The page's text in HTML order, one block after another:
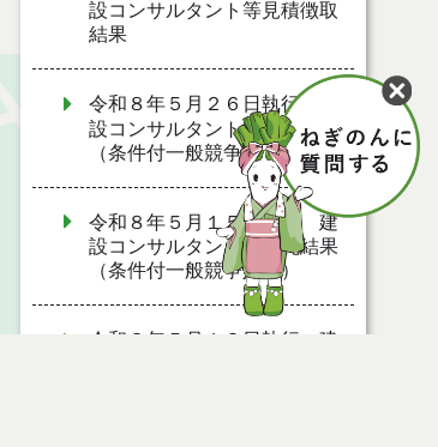
設コンサルタント等見積徴取
結果
令和８年５月２６日執行 建
設コンサルタント等入札結果
（条件付一般競争入札）
令和８年５月１５日執行 建
設コンサルタント等入札結果
（条件付一般競争入札）
令和８年５月１２日執行 建